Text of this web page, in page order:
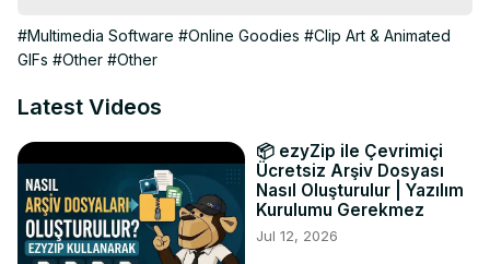
para abrir o seletor de arquivos;
Arraste e solte o arquivo webm diretamente no ezyZip.
processo de conversão que levará algum tempo para ser
3. Clique em "Salvar arquivo GIF" para salvar o arquivo
GIF convertido na pasta de destino selecionada.
#converter #webm #gif
Twitter: https://twitter.com/ezyZip
Facebook: https://www.facebook.com/ezyzip/
#Multimedia Software #Online Goodies #Clip Art & Animated
GIFs #Other #Other
Latest Videos
📦 ezyZip ile Çevrimiçi
Ücretsiz Arşiv Dosyası
Nasıl Oluşturulur | Yazılım
Kurulumu Gerekmez
Jul 12, 2026